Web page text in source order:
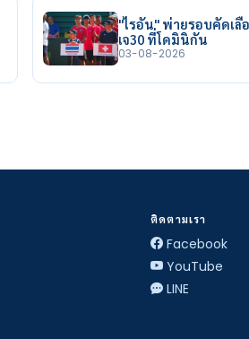
"ไรอัน" พ่ายรอบคัดเลื
เจ30 ที่โดมินิกัน
03-08-2026
ติดตามเรา
Facebook
YouTube
LINE